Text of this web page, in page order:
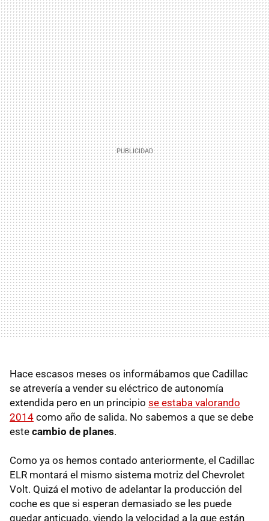
Hace escasos meses os informábamos que Cadillac
se atrevería a vender su eléctrico de autonomía
extendida pero en un principio se estaba valorando
2014 como año de salida. No sabemos a que se debe
este cambio de planes.
Como ya os hemos contado anteriormente, el Cadillac
ELR montará el mismo sistema motriz del Chevrolet
Volt. Quizá el motivo de adelantar la producción del
coche es que si esperan demasiado se les puede
quedar anticuado, viendo la velocidad a la que están